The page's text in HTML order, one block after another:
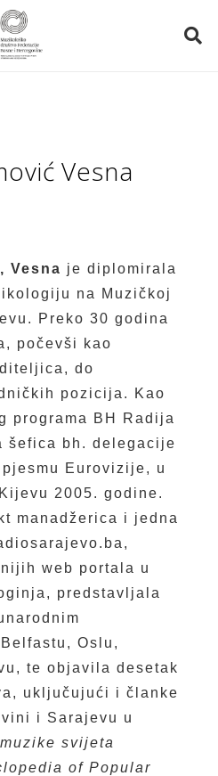
Vesna
Vesna je diplomirala
na Muzičkoj
Preko 30 godina
počevši kao
do
pozicija. Kao
programa BH Radija
šefica bh. delegacije
Eurovizije, u
2005. godine.
manadžerica i jedna
web portala u
predstavljala
Oslu,
te objavila desetak
uključujući i članke
i Sarajevu u
svijeta
of Popular